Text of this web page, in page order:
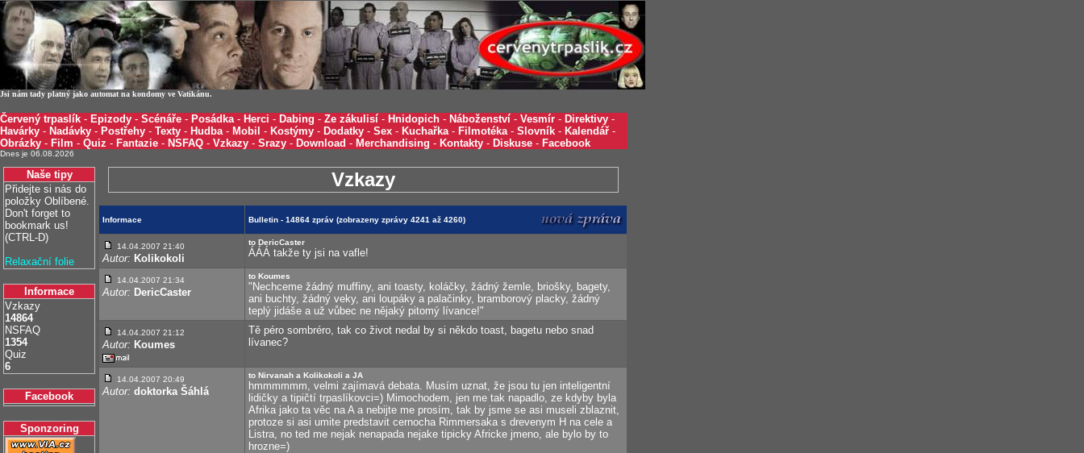
Jsi nám tady platný jako automat na kondomy ve Vatikánu.
Červený trpaslík - Epizody - Scénáře - Posádka- Herci - Dabing - Ze zákulisí - Hnidopich - Náboženství - Vesmír - Direktivy -
Havárky - Nadávky - Postřehy - Texty - Hudba- Mobil - Kostýmy - Dodatky - Sex - Kuchařka- Filmotéka- Slovník - Kalendář -
Obrázky - Film - Quiz - Fantazie - NSFAQ - Vzkazy - Srazy - Download - Merchandising - Kontakty - Diskuse - Facebook
Dnes je 06.08.2026
Naše tipy
Přidejte si nás do
položky Oblíbené.
Don't forget to
bookmark us!
(CTRL-D)
Relaxační folie
Informace
Vzkazy
14864
NSFAQ
1354
Quiz
6
Facebook
Sponzoring
Vzkazy
Informace Bulletin - 14864 zpráv (zobrazeny zprávy 4241 až 4260)
14.04.2007 21:40
Autor: Kolikokoli
to DericCaster
ÁÁÁ takže ty jsi na vafle!
14.04.2007 21:34
Autor: DericCaster
to Koumes
"Nechceme žádný muffiny, ani toasty, koláčky, žádný žemle, briošky, bagety,
ani buchty, žádný veky, ani loupáky a palačinky, bramborový placky, žádný
teplý jidáše a už vůbec ne nějaký pitomý lívance!"
14.04.2007 21:12
Autor: Koumes
Tě péro sombréro, tak co život nedal by si někdo toast, bagetu nebo snad
lívanec?
14.04.2007 20:49
Autor: doktorka Šáhlá
to Nirvanah a Kolikokoli a JA
hmmmmmm, velmi zajímavá debata. Musím uznat, že jsou tu jen inteligentní
lidičky a tipičtí trpaslíkovci=) Mimochodem, jen me tak napadlo, ze kdyby byla
Afrika jako ta věc na A a nebijte me prosím, tak by jsme se asi museli zblaznit,
protoze si asi umite predstavit cernocha Rimmersaka s drevenym H na cele a
Listra, no ted me nejak nenapada nejake tipicky Africke jmeno, ale bylo by to
hrozne=)